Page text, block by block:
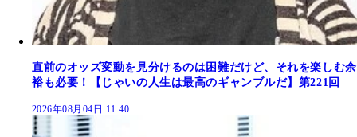
直前のオッズ変動を見分けるのは困難だけど、それを楽しむ余
裕も必要！【じゃいの人生は最高のギャンブルだ】第221回
2026年08月04日 11:40